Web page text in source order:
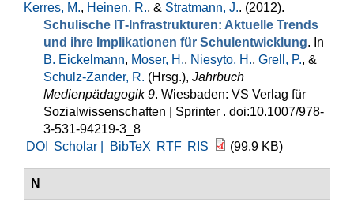
Kerres, M., Heinen, R., & Stratmann, J.. (2012).
Schulische IT‐Infrastrukturen: Aktuelle Trends
und ihre Implikationen für Schulentwicklung. In
B. Eickelmann, Moser, H., Niesyto, H., Grell, P., &
Schulz-Zander, R. (Hrsg.), Jahrbuch
Medienpädagogik 9. Wiesbaden: VS Verlag für
Sozialwissenschaften | Sprinter . doi:10.1007/978-
3-531-94219-3_8
DOI
Scholar | BibTeX RTF RIS (99.9 KB)
N